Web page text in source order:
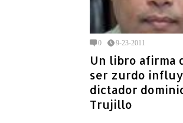
0 9-23-2011
Un libro afirma
ser zurdo
dictador
Trujillo